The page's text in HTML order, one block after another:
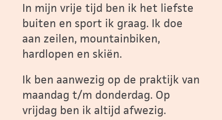
In mijn vrije tijd ben ik het liefste
buiten en sport ik graag. Ik doe
aan zeilen, mountainbiken,
hardlopen en skiën.
Ik ben aanwezig op de praktijk van
maandag t/m donderdag. Op
vrijdag ben ik altijd afwezig.